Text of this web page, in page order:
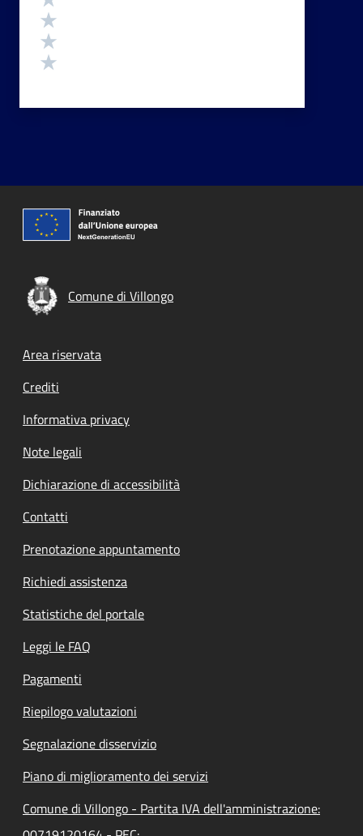
Comune di Villongo
Footer menu
Area riservata
Crediti
Informativa privacy
Note legali
Dichiarazione di accessibilità
Contatti
Prenotazione appuntamento
Richiedi assistenza
Statistiche del portale
Leggi le FAQ
Pagamenti
Riepilogo valutazioni
Segnalazione disservizio
Piano di miglioramento dei servizi
Comune di Villongo - Partita IVA dell'amministrazione: